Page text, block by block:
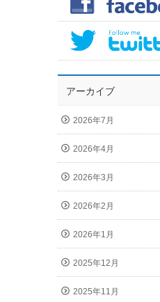
アーカイブ
2026年7月
2026年4月
2026年3月
2026年2月
2026年1月
2025年12月
2025年11月